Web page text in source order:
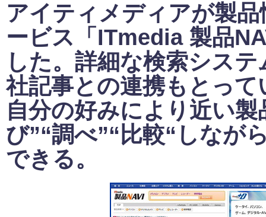
アイティメディアが製
ービス「ITmedia 製品
した。詳細な検索シス
社記事との連携もとって
自分の好みにより近い製
び”“調べ”“比較“しなが
できる。